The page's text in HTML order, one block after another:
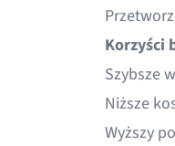
Korzyści
Szybsze
Niższe
Wyższy